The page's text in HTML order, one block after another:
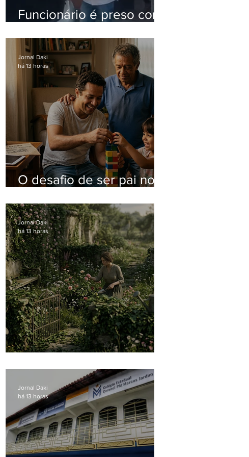
Funcionário é preso com
do Hospital do Andaraí
O desafio de ser pai no
Jornal Daki
há 13 horas
Jornal Daki
há 13 horas
Jornal Daki
há 13 horas